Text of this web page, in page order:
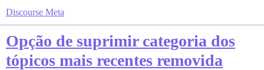
Discourse Meta
Opção de suprimir categoria dos
tópicos mais recentes removida